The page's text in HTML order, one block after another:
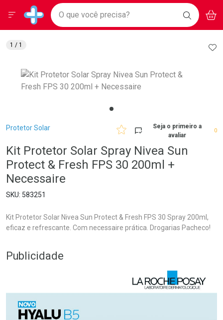
Drogarias Pacheco
Baixe nosso APP e aproveite Ofertas Exclusivas!
BAIXE
O APP
Ir direto para a home
pela página
Ir direto para o conteúdo
Ir direto para a busca
Ir direto para a conta
Ir direto para a notificações
Ir direto para o carrinho
Ir direto para o menu
Faça a sua busca
O que você precisa? BUSCAR
Menu
Breadcrumb
Protetor Solar
Seja o primeiro a
avaliar
0
Kit Protetor Solar Spray Nivea Sun
Protect & Fresh FPS 30 200ml +
Necessaire
583251
Kit Protetor Solar Nivea Sun Protect & Fresh FPS 30 Spray 200ml,
eficaz e refrescante. Com necessaire prática. Drogarias Pacheco!
1 / 1
Publicidade